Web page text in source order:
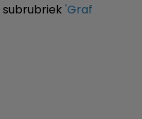
subrubriek 'Graf